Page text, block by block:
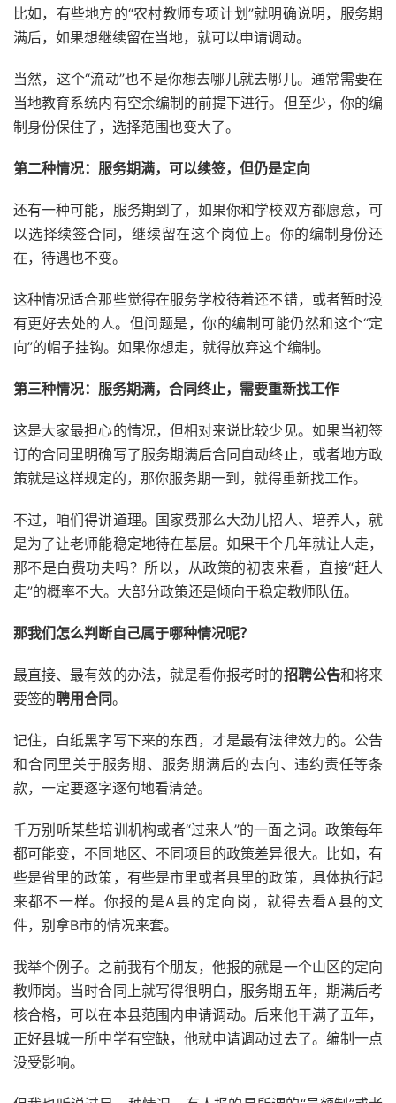
比如，有些地方的“农村教师专项计划”就明确说明，服务期
满后，如果想继续留在当地，就可以申请调动。
当然，这个“流动”也不是你想去哪儿就去哪儿。通常需要在
当地教育系统内有空余编制的前提下进行。但至少，你的编
制身份保住了，选择范围也变大了。
第二种情况：服务期满，可以续签，但仍是定向
还有一种可能，服务期到了，如果你和学校双方都愿意，可
以选择续签合同，继续留在这个岗位上。你的编制身份还
在，待遇也不变。
这种情况适合那些觉得在服务学校待着还不错，或者暂时没
有更好去处的人。但问题是，你的编制可能仍然和这个“定
向”的帽子挂钩。如果你想走，就得放弃这个编制。
第三种情况：服务期满，合同终止，需要重新找工作
这是大家最担心的情况，但相对来说比较少见。如果当初签
订的合同里明确写了服务期满后合同自动终止，或者地方政
策就是这样规定的，那你服务期一到，就得重新找工作。
不过，咱们得讲道理。国家费那么大劲儿招人、培养人，就
是为了让老师能稳定地待在基层。如果干个几年就让人走，
那不是白费功夫吗？所以，从政策的初衷来看，直接“赶人
走”的概率不大。大部分政策还是倾向于稳定教师队伍。
那我们怎么判断自己属于哪种情况呢？
最直接、最有效的办法，就是看你报考时的招聘公告和将来
要签的聘用合同。
记住，白纸黑字写下来的东西，才是最有法律效力的。公告
和合同里关于服务期、服务期满后的去向、违约责任等条
款，一定要逐字逐句地看清楚。
千万别听某些培训机构或者“过来人”的一面之词。政策每年
都可能变，不同地区、不同项目的政策差异很大。比如，有
些是省里的政策，有些是市里或者县里的政策，具体执行起
来都不一样。你报的是A县的定向岗，就得去看A县的文
件，别拿B市的情况来套。
我举个例子。之前我有个朋友，他报的就是一个山区的定向
教师岗。当时合同上就写得很明白，服务期五年，期满后考
核合格，可以在本县范围内申请调动。后来他干满了五年，
正好县城一所中学有空缺，他就申请调动过去了。编制一点
没受影响。